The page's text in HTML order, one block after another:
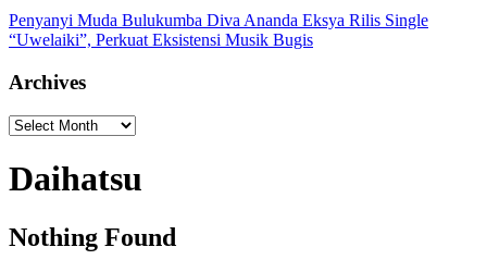
Penyanyi Muda Bulukumba Diva Ananda Eksya Rilis Single
“Uwelaiki”, Perkuat Eksistensi Musik Bugis
Archives
Archives
Daihatsu
Nothing Found